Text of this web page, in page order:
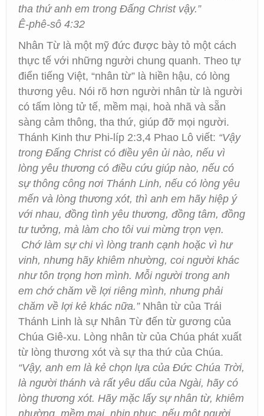
tha thứ anh em trong Đấng Christ vậy.”
Ê-phê-sô 4:32
Nhân Từ là một mỹ đức được bày tỏ một cách
thực tế với những người chung quanh. Theo tự
điển tiếng Việt, “nhân từ” là hiền hậu, có lòng
thương yêu. Nói rõ hơn người nhân từ là người
có tấm lòng tử tế, mềm mại, hoà nhã và sẵn
sàng cảm thông, tha thứ, giúp đỡ mọi người.
Thánh Kinh thư Phi-líp 2:3,4 Phao Lô viết: “Vậy
trong Đấng Christ có điều yên ủi nào, nếu vì
lòng yêu thương có điều cứu giúp nào, nếu có
sự thông công nơi Thánh Linh, nếu có lòng yêu
mến và lòng thương xót, thì anh em hãy hiệp ý
với nhau, đồng tình yêu thương, đồng tâm, đồng
tư tưởng, mà làm cho tôi vui mừng trọn vẹn.
Chớ làm sự chi vì lòng tranh cạnh hoặc vì hư
vinh, nhưng hãy khiêm nhường, coi người khác
như tôn trọng hơn mình. Mỗi người trong anh
em chớ chăm về lợi riêng mình, nhưng phải
chăm về lợi kẻ khác nữa.”Nhân từ của Trái
Thánh Linh là sự Nhân Từ đến từ gương của
Chúa Giê-xu. Lòng nhân từ của Chúa phát xuất
từ lòng thương xót và sự tha thứ của Chúa.
“Vậy, anh em là kẻ chọn lựa của Đức Chúa Trời,
là người thánh và rất yêu dấu của Ngài, hãy có
lòng thương xót. Hãy mặc lấy sự nhân từ, khiêm
nhường, mềm mại, nhịn nhục, nếu một người